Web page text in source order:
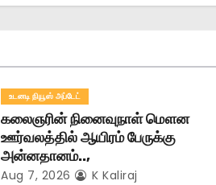
உடனடி நியூஸ் அப்டேட்
கலைஞரின் நினைவுநாள் மௌன
ஊர்வலத்தில் ஆயிரம் பேருக்கு
அன்னதானம்..,
Aug 7, 2026 K Kaliraj